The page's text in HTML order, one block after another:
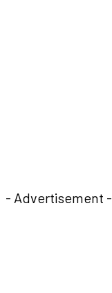
- Advertisement -